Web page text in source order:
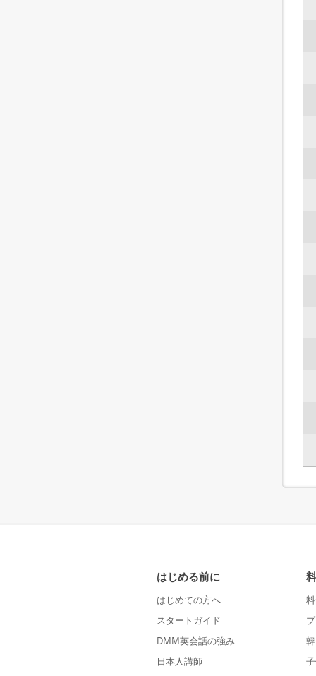
はじめる前に
はじめての方へ
スタートガイド
DMM英会話の強み
日本人講師